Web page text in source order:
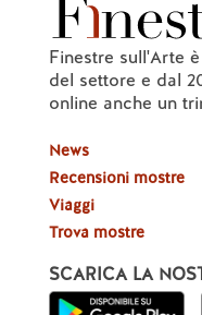
Finestre sull'Arte
del settore e dal
online anche un
News
Recensioni mostre
Viaggi
Trova mostre
SCARICA LA